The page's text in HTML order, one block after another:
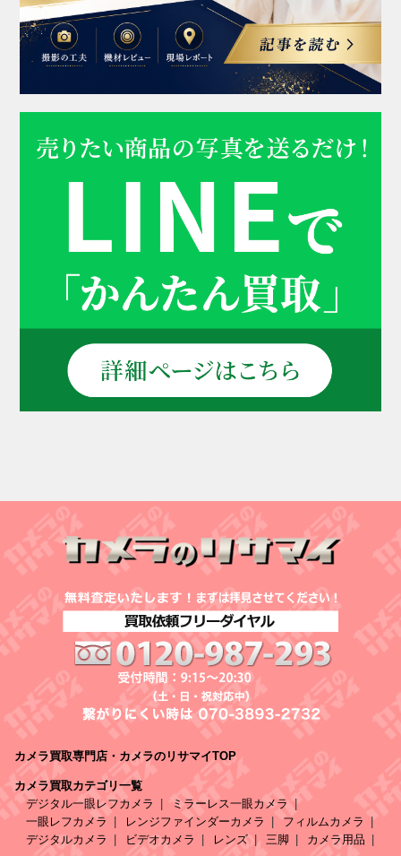
カメラ買取専門店・カメラのリサマイTOP
カメラ買取カテゴリ一覧
デジタル一眼レフカメラ
ミラーレス一眼カメラ
一眼レフカメラ
レンジファインダーカメラ
フィルムカメラ
デジタルカメラ
ビデオカメラ レンズ 三脚 カメラ用品